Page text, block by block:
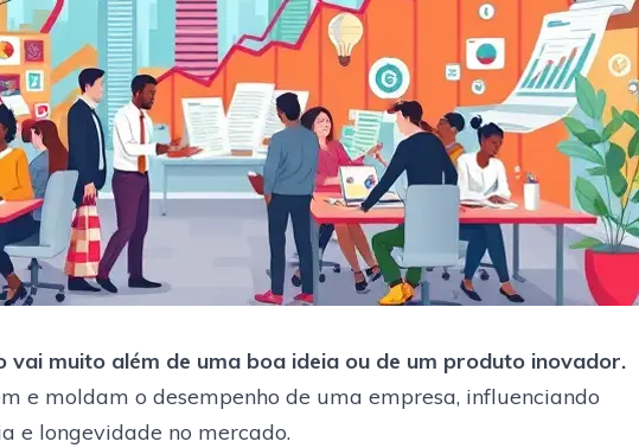
vai muito além de uma boa ideia ou de um produto inovador.
e moldam o desempenho de uma empresa, influenciando
e longevidade no mercado.